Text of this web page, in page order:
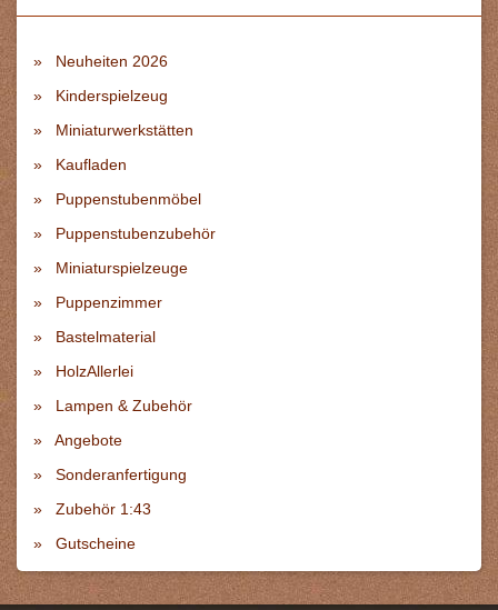
Neuheiten 2026
Kinderspielzeug
Miniaturwerkstätten
Kaufladen
Puppenstubenmöbel
Puppenstubenzubehör
Miniaturspielzeuge
Puppenzimmer
Bastelmaterial
HolzAllerlei
Lampen & Zubehör
Angebote
Sonderanfertigung
Zubehör 1:43
Gutscheine